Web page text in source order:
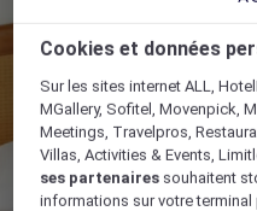
Cookies et données
Sur les sites internet ALL,
MGallery, Sofitel, Movenpick,
Meetings, Travelpros,
Villas, Activities & Events,
ses partenaires souhaitent
informations sur votre